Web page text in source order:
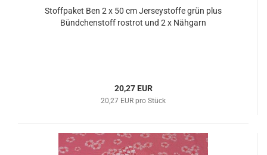
Stoffpaket Ben 2 x 50 cm Jerseystoffe grün plus
Bündchenstoff rostrot und 2 x Nähgarn
20,27 EUR
20,27 EUR pro Stück